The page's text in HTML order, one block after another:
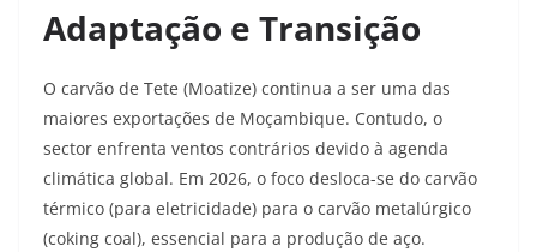
Adaptação e Transição
O carvão de Tete (Moatize) continua a ser uma das
maiores exportações de Moçambique. Contudo, o
sector enfrenta ventos contrários devido à agenda
climática global. Em 2026, o foco desloca-se do carvão
térmico (para eletricidade) para o carvão metalúrgico
(coking coal), essencial para a produção de aço.